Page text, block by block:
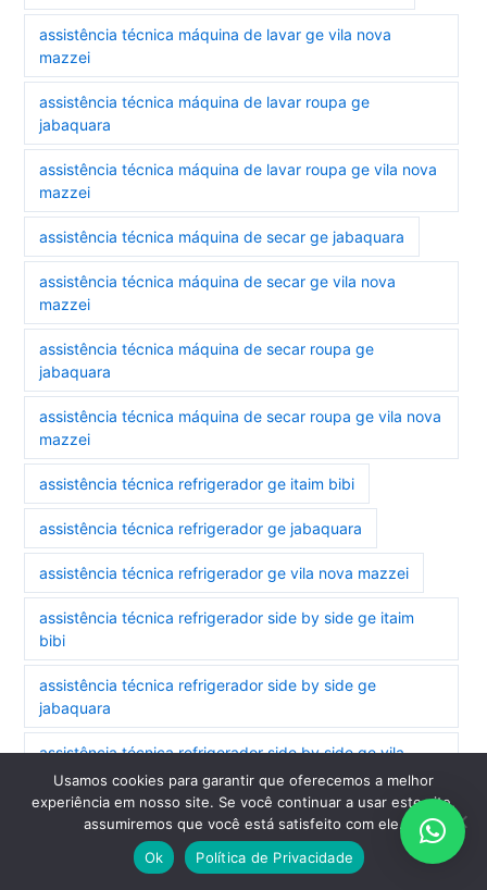
assistência técnica máquina de lavar ge vila nova
mazzei
assistência técnica máquina de lavar roupa ge
jabaquara
assistência técnica máquina de lavar roupa ge vila nova
mazzei
assistência técnica máquina de secar ge jabaquara
assistência técnica máquina de secar ge vila nova
mazzei
assistência técnica máquina de secar roupa ge
jabaquara
assistência técnica máquina de secar roupa ge vila nova
mazzei
assistência técnica refrigerador ge itaim bibi
assistência técnica refrigerador ge jabaquara
assistência técnica refrigerador ge vila nova mazzei
assistência técnica refrigerador side by side ge itaim
bibi
assistência técnica refrigerador side by side ge
jabaquara
assistência técnica refrigerador side by side ge vila
nova mazzei
assistência técnica secadora ge jabaquara
assistência técnica secadora ge vila nova mazzei
Usamos cookies para garantir que oferecemos a melhor
experiência em nosso site. Se você continuar a usar este site,
assumiremos que você está satisfeito com ele.
Ok
Política de Privacidade